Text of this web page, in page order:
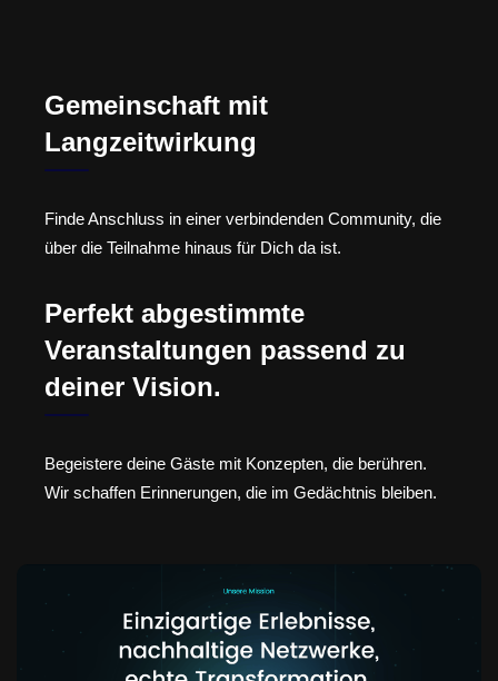
Gemeinschaft mit
Langzeitwirkung
Finde Anschluss in einer verbindenden Community, die
über die Teilnahme hinaus für Dich da ist.
Perfekt abgestimmte
Veranstaltungen passend zu
deiner Vision.
Begeistere deine Gäste mit Konzepten, die berühren.
Wir schaffen Erinnerungen, die im Gedächtnis bleiben.